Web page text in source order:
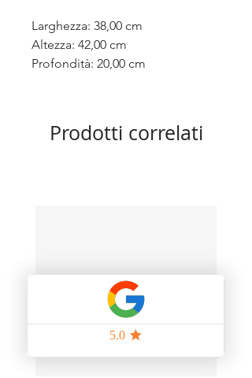
Larghezza: 38,00 cm
Altezza: 42,00 cm
Profondità: 20,00 cm
Prodotti correlati